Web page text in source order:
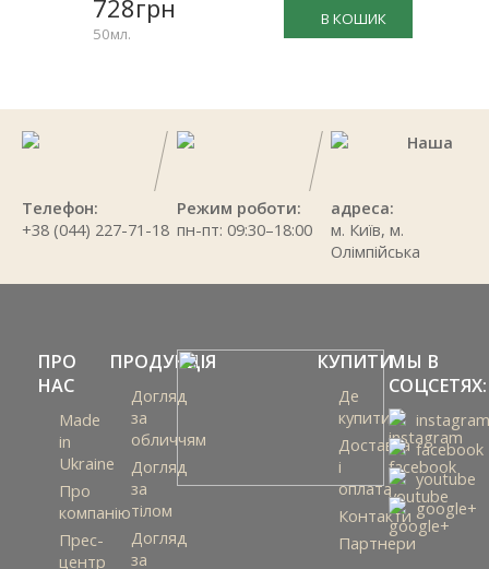
В КОШИК
728грн
50мл.
Телефон:
+38 (044) 227-71-18
Режим роботи:
пн-пт: 09:30–18:00
Наша
адреса:
м. Київ, м.
Олімпійська
ПРО
НАС
Made
in
Ukraine
Про
компанію
Прес-
центр
ПРОДУКЦІЯ
Догляд
за
обличчям
Догляд
за
тілом
Догляд
за
КУПИТИ
Де
купити
Доставка
і
оплата
Контакти
Партнери
МЫ В
СОЦСЕТЯХ:
instagram
facebook
youtube
google+